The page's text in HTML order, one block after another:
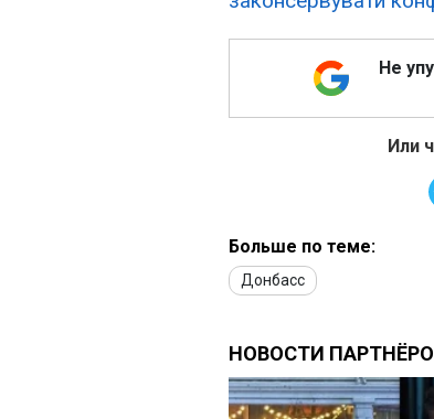
Не
Или
Больше по теме:
Донбасс